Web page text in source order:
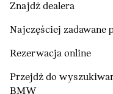
Znajdź dealera
Najczęściej zadawane
Rezerwacja online
Przejdź do
BMW